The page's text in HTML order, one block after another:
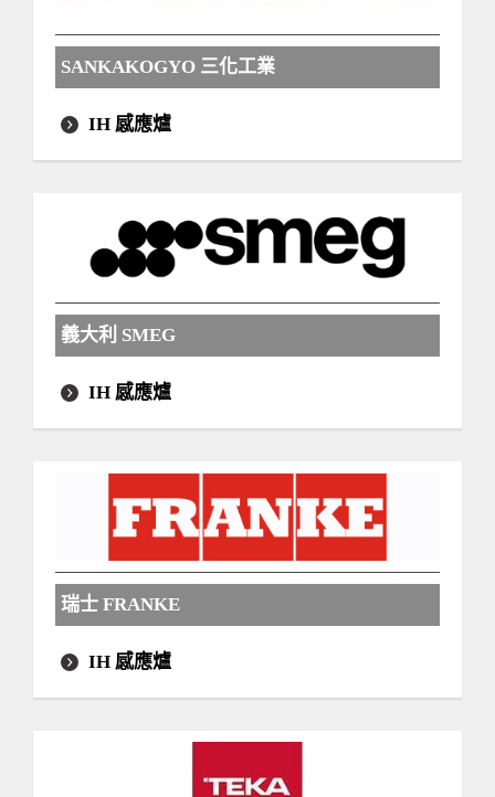
SANKAKOGYO 三化工業
IH 感應爐
義大利 SMEG
IH 感應爐
瑞士 FRANKE
IH 感應爐